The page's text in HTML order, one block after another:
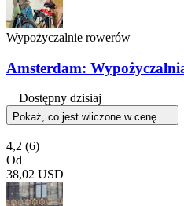
Wypożyczalnie rowerów
Amsterdam:
Dostępny dzisiaj
Pokaż, co jest wliczone w cenę
4,2 (6)
Od
38,02 USD